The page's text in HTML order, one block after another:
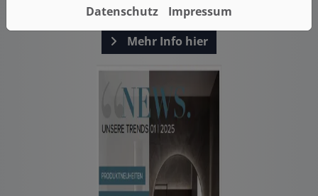
Mehr Info hier
Datenschutz Impressum